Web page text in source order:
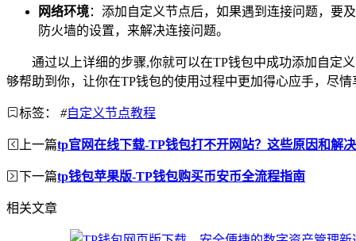
网络环境：添加自定义节点后，如果遇到连接问题，要
防火墙的设置，来解决连接问题。
通过以上详细的步骤,你就可以在TP钱包中成功添加自定
够帮助到你，让你在TP钱包的使用过程中更加得心应手，尽
标签： #自定义节点教程
上一篇tp官网在线下载-TP钱包打不开网站？这些原因和解
下一篇tp钱包苹果版-TP钱包购买币安币全流程指南
相关文章